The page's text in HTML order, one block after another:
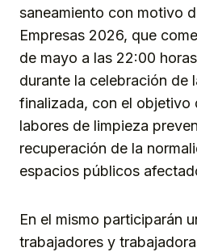
saneamiento con motivo
Empresas 2026, que
de mayo a las 22:00
durante la celebración de
finalizada, con el objetivo
labores de limpieza
recuperación de la
espacios públicos
En el mismo participarán
trabajadores y